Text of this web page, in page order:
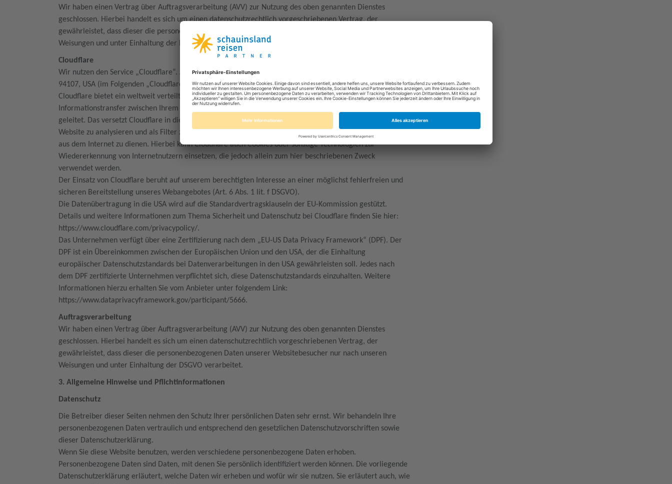
Wir haben einen Vertrag über Auftragsverarbeitung (AVV) zur Nutzung des oben genannten Dienstes
geschlossen. Hierbei handelt es sich um einen datenschutzrechtlich vorgeschriebenen Vertrag, der
gewährleistet, dass dieser die personenbezogenen Daten unserer Websitebesucher nur nach unseren
Weisungen und unter Einhaltung der DSGVO verarbeitet
Cloudflare
Wir nutzen den Service „Cloudflare“. Anbieter ist die Cloudflare Inc., 101 Townsend St., San Francisco, CA
94107, USA (im Folgenden „Cloudflare”).
Cloudflare bietet ein weltweit verteiltes Content Delivery Network mit DNS an. Dabei wird technisch der
Informationstransfer zwischen Ihrem Browser und unserer Website über das Netzwerk von Cloudflare
geleitet. Das versetzt Cloudflare in die Lage, den Datenverkehr zwischen Ihrem Browser und unserer
Website zu analysieren und als Filter zwischen unseren Servern und potenziell bösartigem Datenverkehr
aus dem Internet zu dienen. Hierbei kann Cloudflare auch Cookies oder sonstige Technologien zur
Wiedererkennung von Internetnutzern einsetzen, die jedoch allein zum hier beschriebenen Zweck
verwendet werden.
Der Einsatz von Cloudflare beruht auf unserem berechtigten Interesse an einer möglichst fehlerfreien und
sicheren Bereitstellung unseres Webangebotes (Art. 6 Abs. 1 lit. f DSGVO).
Die Datenübertragung in die USA wird auf die Standardvertragsklauseln der EU-Kommission gestützt.
Details und weitere Informationen zum Thema Sicherheit und Datenschutz bei Cloudflare finden Sie hier:
https://www.cloudflare.com/privacypolicy/.
Das Unternehmen verfügt über eine Zertifizierung nach dem „EU-US Data Privacy Framework“ (DPF). Der
DPF ist ein Übereinkommen zwischen der Europäischen Union und den USA, der die Einhaltung
europäischer Datenschutzstandards bei Datenverarbeitungen in den USA gewährleisten soll. Jedes nach
dem DPF zertifizierte Unternehmen verpflichtet sich, diese Datenschutzstandards einzuhalten. Weitere
Informationen hierzu erhalten Sie vom Anbieter unter folgendem Link:
https://www.dataprivacyframework.gov/participant/5666.
Auftragsverarbeitung
Wir haben einen Vertrag über Auftragsverarbeitung (AVV) zur Nutzung des oben genannten Dienstes
geschlossen. Hierbei handelt es sich um einen datenschutzrechtlich vorgeschriebenen Vertrag, der
gewährleistet, dass dieser die personenbezogenen Daten unserer Websitebesucher nur nach unseren
Weisungen und unter Einhaltung der DSGVO verarbeitet.
3. Allgemeine Hinweise und Pflichtinformationen
Datenschutz
Die Betreiber dieser Seiten nehmen den Schutz Ihrer persönlichen Daten sehr ernst. Wir behandeln Ihre
personenbezogenen Daten vertraulich und entsprechend den gesetzlichen Datenschutzvorschriften sowie
dieser Datenschutzerklärung.
Wenn Sie diese Website benutzen, werden verschiedene personenbezogene Daten erhoben.
Personenbezogene Daten sind Daten, mit denen Sie persönlich identifiziert werden können. Die vorliegende
Datenschutzerklärung erläutert, welche Daten wir erheben und wofür wir sie nutzen. Sie erläutert auch, wie